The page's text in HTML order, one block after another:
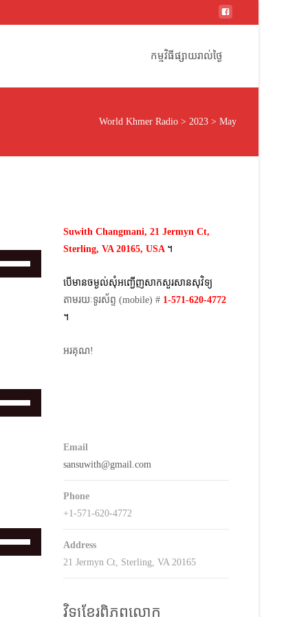
កម្មវិធីផ្សាយរាល់ថ្ងៃ
World Khmer Radio > 2023 > May
Suwith Changmani, 21 Jermyn Ct,
Sterling, VA 20165, USA ។​
បើមានចម្ងល់​សុំអញ្ជើញសាកសួរសានសុវិទ្យ
តាមរយៈទូរស័ព្ទ​ (mobile)​ # 1-571-620-4772​
។
អរគុណ!
Email
sansuwith@gmail.com
Phone
+1-571-620-4772
Address
21 Jermyn Ct, Sterling, VA 20165
វិទ្យុខ្មែរពិភពលោក